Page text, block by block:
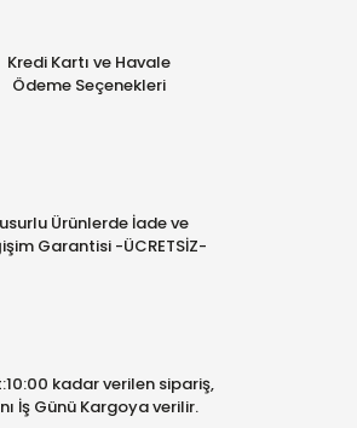
Kredi Kartı ve Havale
Ödeme Seçenekleri
Ürünlerde İade ve
Garantisi -ÜCRETSİZ-
kadar verilen sipariş,
İş Günü Kargoya verilir.